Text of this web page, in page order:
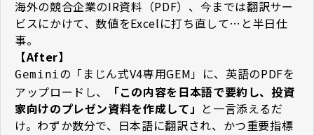
海外の競合企業のIR資料（PDF）、今までは翻訳サー
ビスにかけて、数値をExcelに打ち直して…と半日仕
事。
【After】
Geminiの「まじん式V4専用GEM」に、英語のPDFを
アップロードし、
「この内容を日本語で要約し、投資
家向けのプレゼン資料を作成して」 と一言添えるだ
け。わずか数分で、日本語に翻訳され、かつ重要指標